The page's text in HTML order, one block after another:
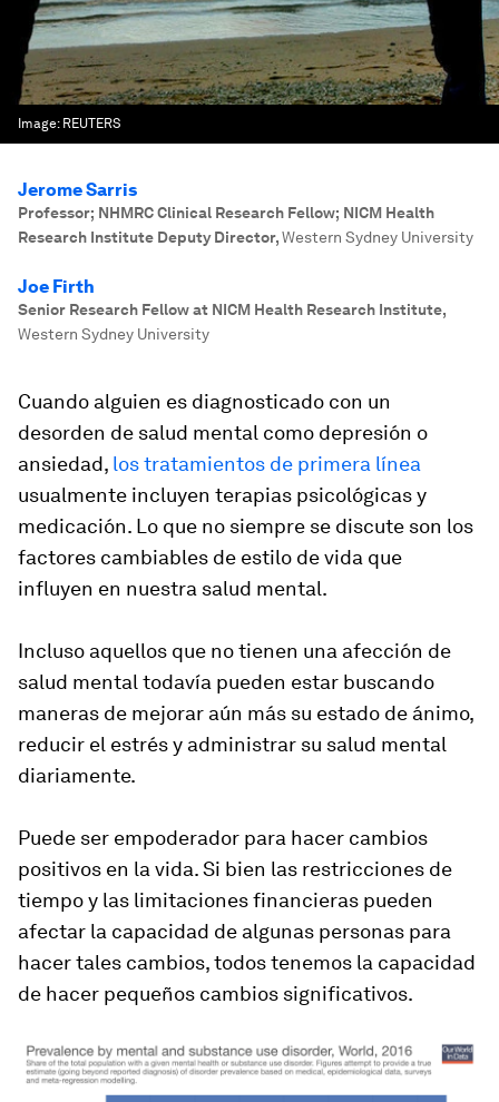
Image: REUTERS
Jerome Sarris
Professor; NHMRC Clinical Research Fellow; NICM Health
Research Institute Deputy Director,Western Sydney University
Joe Firth
Senior Research Fellow at NICM Health Research Institute,
Western Sydney University
Cuando alguien es diagnosticado con un
desorden de salud mental como depresión o
ansiedad, los tratamientos de primera línea
usualmente incluyen terapias psicológicas y
medicación. Lo que no siempre se discute son los
factores cambiables de estilo de vida que
influyen en nuestra salud mental.
Incluso aquellos que no tienen una afección de
salud mental todavía pueden estar buscando
maneras de mejorar aún más su estado de ánimo,
reducir el estrés y administrar su salud mental
diariamente.
Puede ser empoderador para hacer cambios
positivos en la vida. Si bien las restricciones de
tiempo y las limitaciones financieras pueden
afectar la capacidad de algunas personas para
hacer tales cambios, todos tenemos la capacidad
de hacer pequeños cambios significativos.